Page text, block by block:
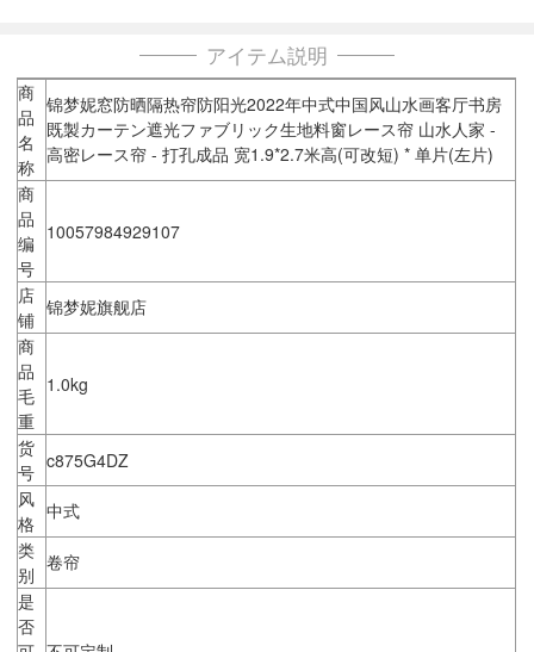
アイテム説明
商
品
名
称
锦梦妮窓防晒隔热帘防阳光2022年中式中国风山水画客厅书房
既製カーテン遮光ファブリック生地料窗レース帘 山水人家 -
高密レース帘 - 打孔成品 宽1.9*2.7米高(可改短) * 单片(左片)
商
品
编
号
10057984929107
店
铺
锦梦妮旗舰店
商
品
毛
重
1.0kg
货
号 c875G4DZ
风
格
中式
类
别
卷帘
是
否